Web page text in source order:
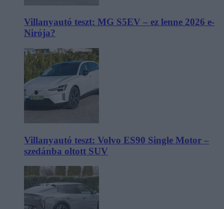
Villanyautó teszt: MG S5EV – ez lenne 2026 e-
Nirója?
Villanyautó teszt: Volvo ES90 Single Motor –
szedánba oltott SUV